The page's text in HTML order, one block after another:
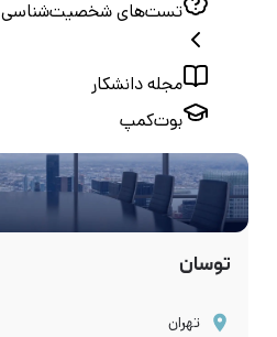
تست‌های شخصیت‌شناسی
مجله دانشکار
بوت‌کمپ
توسان
تهران